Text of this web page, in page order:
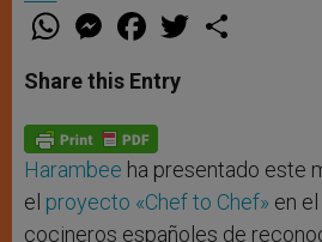
W
t
s
p
p
M
e
s
e
g
e
r
F
a
e
b
o
k
w
Share this Entry
Harambee ha presentado este
el proyecto «Chef to Chef» en
cocineros españoles de